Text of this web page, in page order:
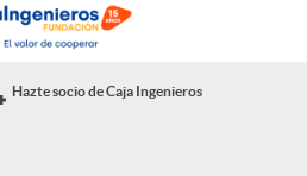
Hazte socio de Caja Ingenieros